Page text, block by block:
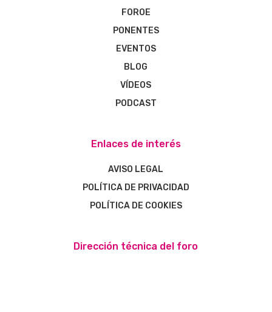
FOROE
PONENTES
EVENTOS
BLOG
VÍDEOS
PODCAST
Enlaces de interés
AVISO LEGAL
POLÍTICA DE PRIVACIDAD
POLÍTICA DE COOKIES
Dirección técnica del foro